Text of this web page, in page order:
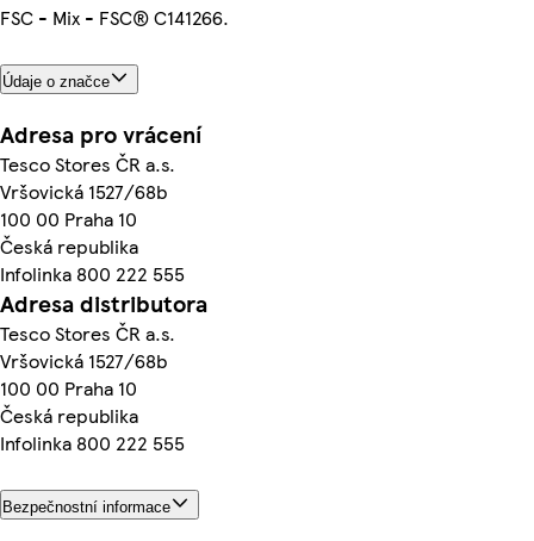
FSC - Mix - FSC® C141266.
Údaje o značce
Adresa pro vrácení
Tesco Stores ČR a.s.
Vršovická 1527/68b
100 00 Praha 10
Česká republika
Infolinka 800 222 555
Adresa distributora
Tesco Stores ČR a.s.
Vršovická 1527/68b
100 00 Praha 10
Česká republika
Infolinka 800 222 555
Bezpečnostní informace